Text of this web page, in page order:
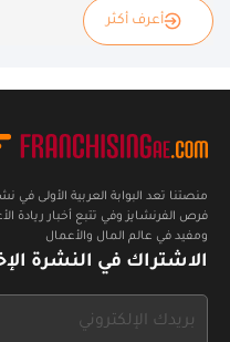
أعرف أكثر
منصتنا تعد البوابة العربية الأولى
فرص الفرنشايز وفي تتبع أخبار ريادة
ومفيد في عالم المال والأعمال
الاشتراك في النشرة